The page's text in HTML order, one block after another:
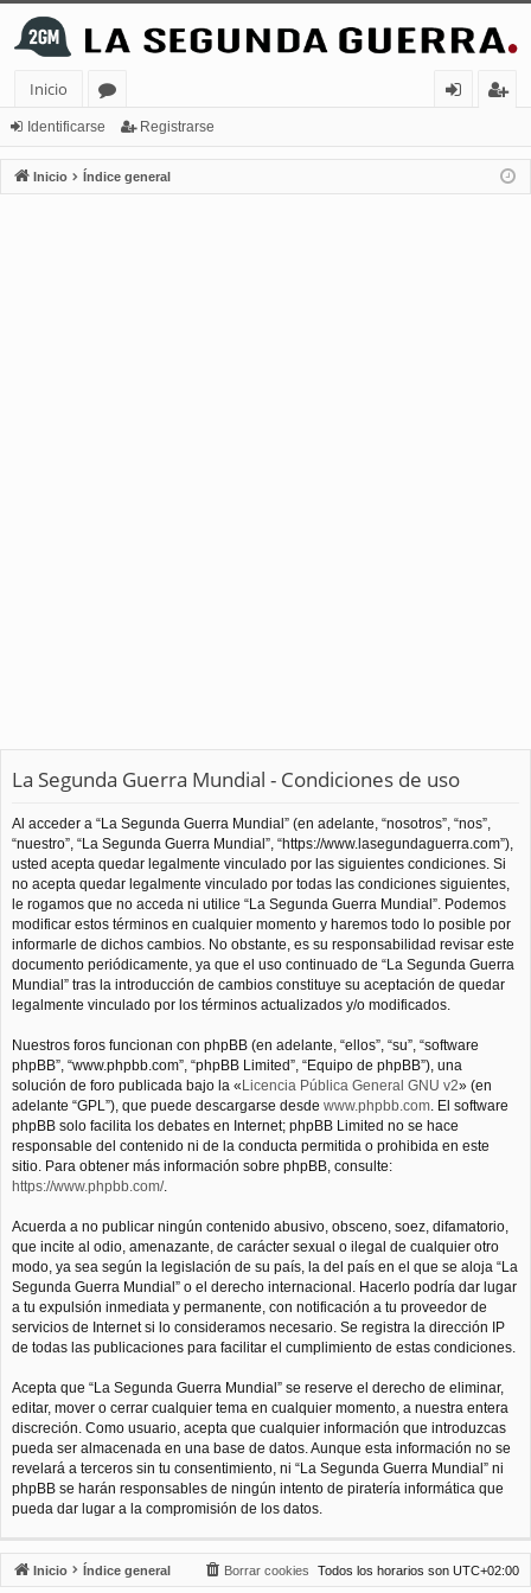
Inicio
or
os
nt
ifi
ist
ra
Identificarse Registrarse
Inicio Índice general
La Segunda Guerra Mundial - Condiciones de uso
Al acceder a “La Segunda Guerra Mundial” (en adelante, “nosotros”, “nos”,
“nuestro”, “La Segunda Guerra Mundial”, “https://www.lasegundaguerra.com”),
usted acepta quedar legalmente vinculado por las siguientes condiciones. Si
no acepta quedar legalmente vinculado por todas las condiciones siguientes,
le rogamos que no acceda ni utilice “La Segunda Guerra Mundial”. Podemos
modificar estos términos en cualquier momento y haremos todo lo posible por
informarle de dichos cambios. No obstante, es su responsabilidad revisar este
documento periódicamente, ya que el uso continuado de “La Segunda Guerra
Mundial” tras la introducción de cambios constituye su aceptación de quedar
legalmente vinculado por los términos actualizados y/o modificados.
Nuestros foros funcionan con phpBB (en adelante, “ellos”, “su”, “software
phpBB”, “www.phpbb.com”, “phpBB Limited”, “Equipo de phpBB”), una
solución de foro publicada bajo la «Licencia Pública General GNU v2» (en
adelante “GPL”), que puede descargarse desde www.phpbb.com. El software
phpBB solo facilita los debates en Internet; phpBB Limited no se hace
responsable del contenido ni de la conducta permitida o prohibida en este
sitio. Para obtener más información sobre phpBB, consulte:
https://www.phpbb.com/.
Acuerda a no publicar ningún contenido abusivo, obsceno, soez, difamatorio,
que incite al odio, amenazante, de carácter sexual o ilegal de cualquier otro
modo, ya sea según la legislación de su país, la del país en el que se aloja “La
Segunda Guerra Mundial” o el derecho internacional. Hacerlo podría dar lugar
a tu expulsión inmediata y permanente, con notificación a tu proveedor de
servicios de Internet si lo consideramos necesario. Se registra la dirección IP
de todas las publicaciones para facilitar el cumplimiento de estas condiciones.
Acepta que “La Segunda Guerra Mundial” se reserve el derecho de eliminar,
editar, mover o cerrar cualquier tema en cualquier momento, a nuestra entera
discreción. Como usuario, acepta que cualquier información que introduzcas
pueda ser almacenada en una base de datos. Aunque esta información no se
revelará a terceros sin tu consentimiento, ni “La Segunda Guerra Mundial” ni
phpBB se harán responsables de ningún intento de piratería informática que
pueda dar lugar a la compromisión de los datos.
Inicio Índice general Todos los horarios son UTC+02:00
Borrar cookies